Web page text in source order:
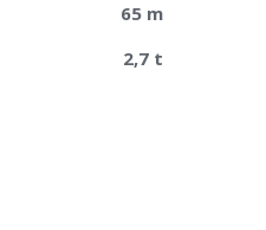
65 m
2,7 t